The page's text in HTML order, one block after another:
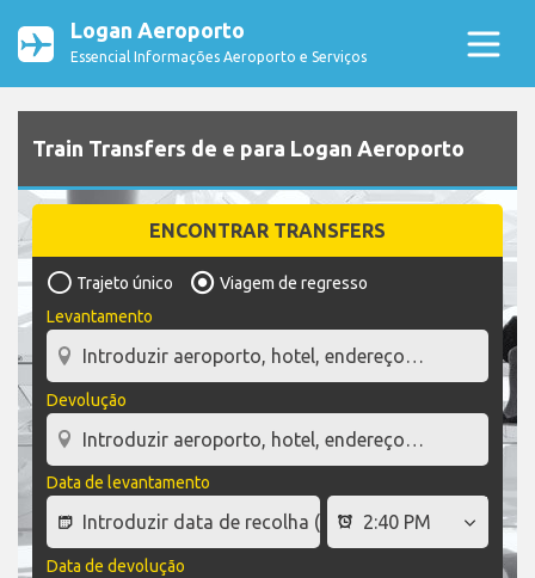
Logan Aeroporto
Essencial Informações Aeroporto e Serviços
Train Transfers de e para Logan Aeroporto
ENCONTRAR TRANSFERS
Trajeto único
Viagem de regresso
Levantamento
Devolução
Data de levantamento
Data de devolução